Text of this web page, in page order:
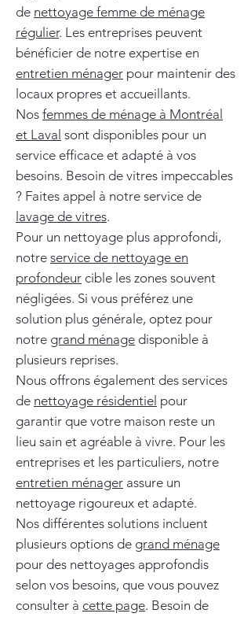
de nettoyage femme de ménage
régulier. Les entreprises peuvent
bénéficier de notre expertise en
entretien ménager pour maintenir des
locaux propres et accueillants.
Nos femmes de ménage à Montréal
et Laval sont disponibles pour un
service efficace et adapté à vos
besoins. Besoin de vitres impeccables
? Faites appel à notre service de
lavage de vitres.
Pour un nettoyage plus approfondi,
notre service de nettoyage en
profondeur cible les zones souvent
négligées. Si vous préférez une
solution plus générale, optez pour
notre grand ménage disponible à
plusieurs reprises.
Nous offrons également des services
de nettoyage résidentiel pour
garantir que votre maison reste un
lieu sain et agréable à vivre. Pour les
entreprises et les particuliers, notre
entretien ménager assure un
nettoyage rigoureux et adapté.
Nos différentes solutions incluent
plusieurs options de grand ménage
pour des nettoyages approfondis
selon vos besoins, que vous pouvez
consulter à cette page. Besoin de